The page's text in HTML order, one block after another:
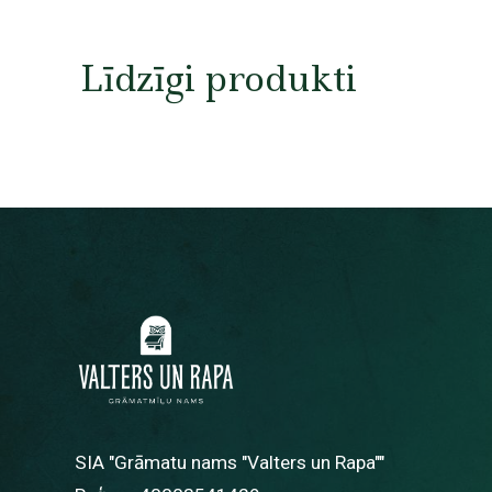
Līdzīgi produkti
SIA "Grāmatu nams "Valters un Rapa""